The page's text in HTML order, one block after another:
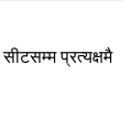
प्रत्यक्षमै